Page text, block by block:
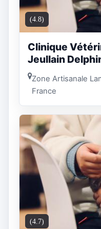
(4.8)
Clinique
Jeullain
Zone Artisanale
France
(4.7)